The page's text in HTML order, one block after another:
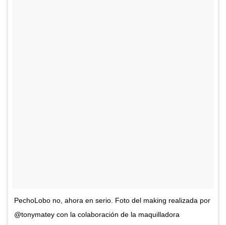
PechoLobo no, ahora en serio. Foto del making realizada por
@tonymatey con la colaboración de la maquilladora